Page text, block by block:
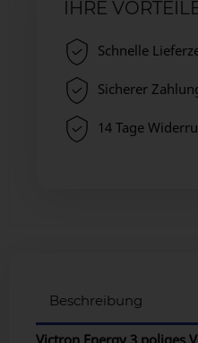
IHRE
Schnelle
Sicherer
14 Tage
Beschreibung